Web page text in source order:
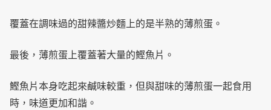
覆蓋在調味過的甜辣醬炒麵上的是半熟的薄煎蛋。
最後，薄煎蛋上覆蓋著大量的鰹魚片。
鰹魚片本身吃起來鹹味較重，但與甜味的薄煎蛋一起食用
時，味道更加和諧。